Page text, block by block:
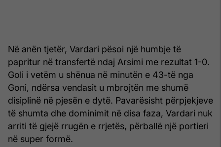
Në anën tjetër, Vardari pësoi një humbje të
papritur në transfertë ndaj Arsimi me rezultat 1-0.
Goli i vetëm u shënua në minutën e 43-të nga
Goni, ndërsa vendasit u mbrojtën me shumë
disiplinë në pjesën e dytë. Pavarësisht përpjekjeve
të shumta dhe dominimit në disa faza, Vardari nuk
arriti të gjejë rrugën e rrjetës, përballë një portieri
në super formë.